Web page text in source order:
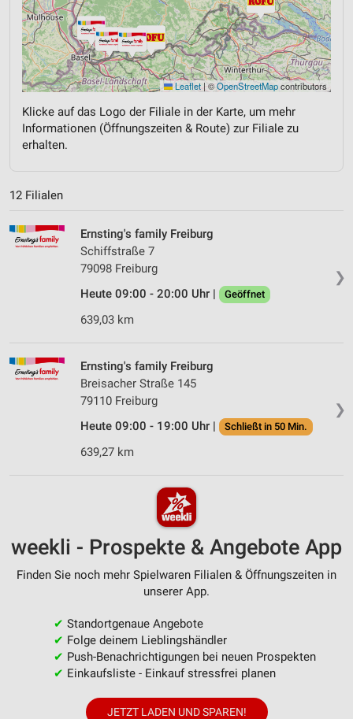
Leaflet | ©OpenStreetMapcontributors
Klicke auf das Logo der Filiale in der Karte, um mehr
Informationen (Öffnungszeiten & Route) zur Filiale zu
erhalten.
12 Filialen
❯
Ernsting's family Freiburg
Schiffstraße 7
79098 Freiburg
Heute 09:00 - 20:00 Uhr |
Geöffnet
639,03 km
❯
Ernsting's family Freiburg
Breisacher Straße 145
79110 Freiburg
Heute 09:00 - 19:00 Uhr |
Schließt in 50 Min.
639,27 km
weekli - Prospekte & Angebote App
Finden Sie noch mehr Spielwaren Filialen & Öffnungszeiten in
unserer App.
✔ Standortgenaue Angebote
✔ Folge deinem Lieblingshändler
✔ Push-Benachrichtigungen bei neuen Prospekten
✔ Einkaufsliste - Einkauf stressfrei planen
JETZT LADEN UND SPAREN!